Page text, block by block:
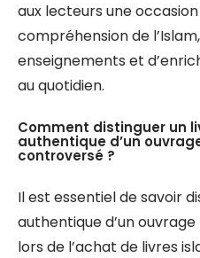
aux lecteurs une
compréhension de
enseignements et
au quotidien.
Comment distinguer un
authentique d’un
controversé ?
Il est essentiel de savoir
authentique d’un
lors de l’achat de livres